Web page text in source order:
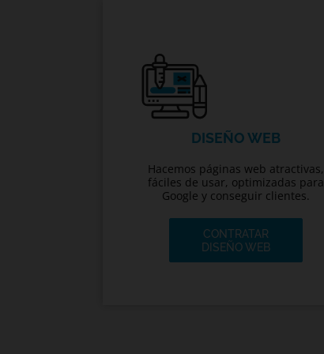
DISEÑO WEB
Hacemos páginas web atractivas,
fáciles de usar, optimizadas para
Google y conseguir clientes.
CONTRATAR
DISEÑO WEB